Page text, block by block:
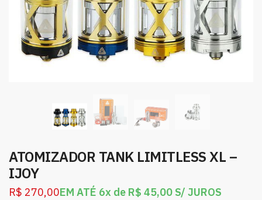
ATOMIZADOR TANK LIMITLESS XL –
IJOY
R$ 270,00EM ATÉ 6x de R$ 45,00 S/ JUROS